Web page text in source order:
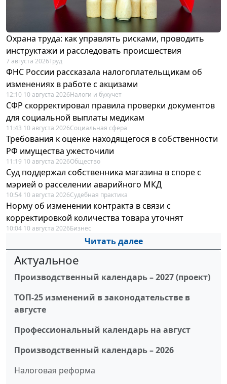
Охрана труда: как управлять рисками, проводить
инструктажи и расследовать происшествия
7 августа 2026Труд
ФНС России рассказала налогоплательщикам об
изменениях в работе с акцизами
12:10 10 августа 2026Налоги и бухучет
СФР скорректировал правила проверки документов
для социальной выплаты медикам
11:43 10 августа 2026Социальная сфера
Требования к оценке находящегося в собственности
РФ имущества ужесточили
11:19 10 августа 2026Общество
Суд поддержал собственника магазина в споре с
мэрией о расселении аварийного МКД
10:54 10 августа 2026Судебная практика
Норму об изменении контракта в связи с
корректировкой количества товара уточнят
10:04 10 августа 2026Бизнес
Читать далее
Актуальное
Производственный календарь – 2027 (проект)
ТОП-25 изменений в законодательстве в
августе
Профессиональный календарь на август
Производственный календарь – 2026
Налоговая реформа